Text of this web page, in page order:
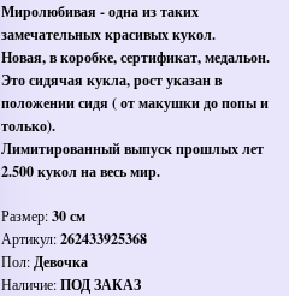
Миролюбивая - одна из таких
замечательных красивых кукол.
Новая, в коробке, сертификат, медальон.
Это сидячая кукла, рост указан в
положении сидя ( от макушки до попы и
только).
Лимитированный выпуск прошлых лет
2.500 кукол на весь мир.
Размер:30 см
Артикул:262433925368
Пол:Девочка
Наличие:ПОД ЗАКАЗ